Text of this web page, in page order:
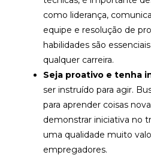
como liderança,
equipe e resolução de
habilidades são
qualquer carreira.
Seja proativo e tenha
ser instruído para agir.
para aprender coisas
demonstrar iniciativa no
uma qualidade muito
empregadores.